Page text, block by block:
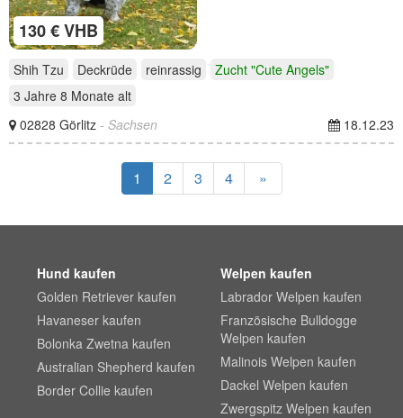
130 € VHB
Shih Tzu Deckrüde reinrassig
Zucht "Cute Angels"
3 Jahre 8 Monate alt
02828 Görlitz - Sachsen 18.12.23
1 2 3 4 »
Hund kaufen
Golden Retriever kaufen
Havaneser kaufen
Bolonka Zwetna kaufen
Australian Shepherd kaufen
Border Collie kaufen
Welpen kaufen
Labrador Welpen kaufen
Französische Bulldogge
Welpen kaufen
Malinois Welpen kaufen
Dackel Welpen kaufen
Zwergspitz Welpen kaufen